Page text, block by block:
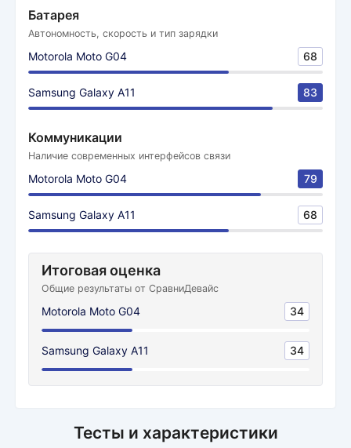
Батарея
Автономность, скорость и тип зарядки
Motorola Moto G04 68
Samsung Galaxy A11 83
Коммуникации
Наличие современных интерфейсов связи
Motorola Moto G04 79
Samsung Galaxy A11 68
Итоговая оценка
Общие результаты от СравниДевайс
Motorola Moto G04 34
Samsung Galaxy A11 34
Тесты и характеристики